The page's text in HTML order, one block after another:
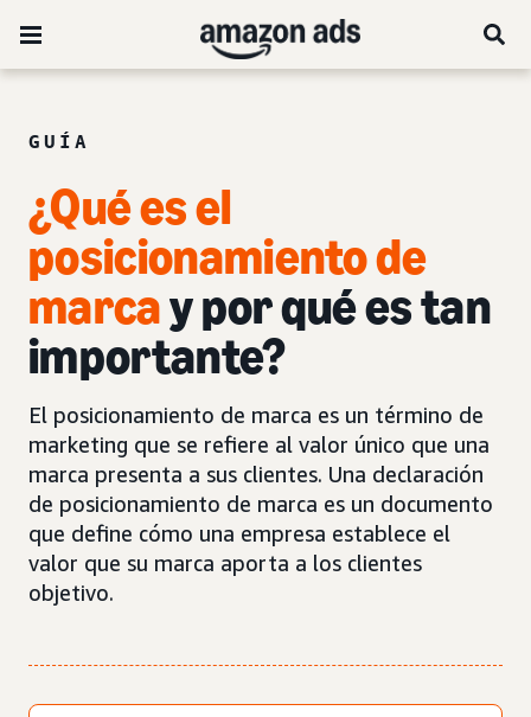
GUÍA
¿Qué es el
posicionamiento de
marcay por qué es tan
importante?
El posicionamiento de marca es un término de
marketing que se refiere al valor único que una
marca presenta a sus clientes. Una declaración
de posicionamiento de marca es un documento
que define cómo una empresa establece el
valor que su marca aporta a los clientes
objetivo.